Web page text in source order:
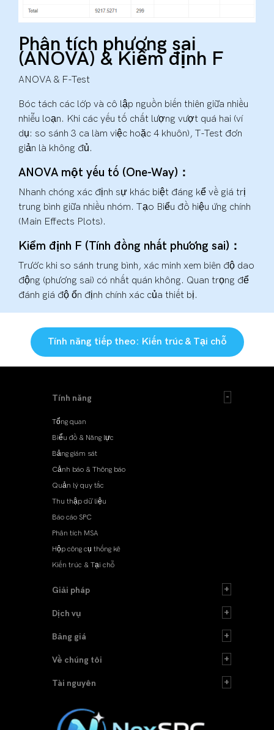
Phân tích phương sai
(ANOVA) & Kiểm định F
ANOVA & F-Test
Bóc tách các lớp và cô lập nguồn biến thiên giữa nhiều
nhiễu loạn. Khi các yếu tố chất lượng vượt quá hai (ví
dụ: so sánh 3 ca làm việc hoặc 4 khuôn), T-Test đơn
giản là không đủ.
ANOVA một yếu tố (One-Way)：
Nhanh chóng xác định sự khác biệt đáng kể về giá trị
trung bình giữa nhiều nhóm. Tạo Biểu đồ hiệu ứng chính
(Main Effects Plots).
Kiểm định F (Tính đồng nhất phương sai)：
Trước khi so sánh trung bình, xác minh xem biên độ dao
động (phương sai) có nhất quán không. Quan trọng để
đánh giá độ ổn định chính xác của thiết bị.
Tính năng tiếp theo: Kiến trúc & Tại chỗ
Tính năng
Tổng quan
Biểu đồ & Năng lực
Bảng giám sát
Cảnh báo & Thông báo
Quản lý quy tắc
Thu thập dữ liệu
Báo cáo SPC
Phân tích MSA
Hộp công cụ thống kê
Kiến trúc & Tại chỗ
Giải pháp
Dịch vụ
Bảng giá
Về chúng tôi
Tài nguyên